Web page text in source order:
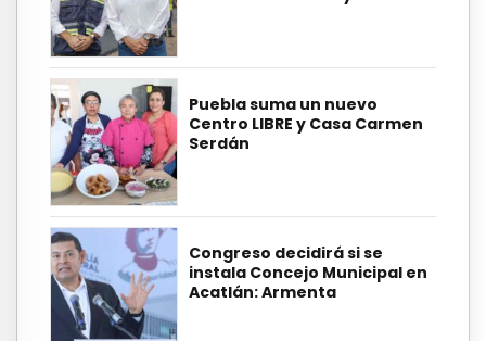
Puebla suma un nuevo
Centro LIBRE y Casa Carmen
Serdán
Congreso decidirá si se
instala Concejo Municipal en
Acatlán: Armenta